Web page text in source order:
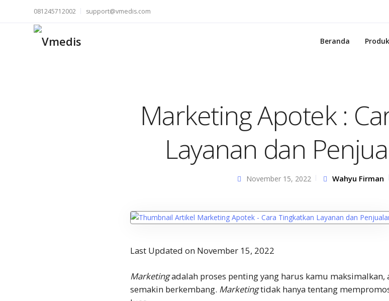
081245712002 support@vmedis.com
Beranda Produk
Marketing Apotek :
Layanan dan
November 15, 2022 Wahyu Firman
Last Updated on November 15, 2022
Marketingadalah proses penting yang harus kamu maksimalkan,
semakin berkembang. Marketingtidak hanya tentang